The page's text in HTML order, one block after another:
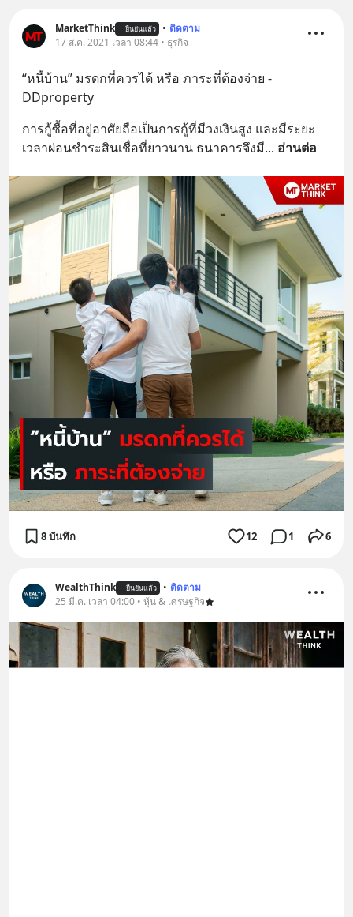
MarketThink ยืนยันแล้ว • ติดตาม
17 ส.ค. 2021 เวลา 08:44 • ธุรกิจ
“หนี้บ้าน” มรดกที่ควรได้ หรือ ภาระที่ต้องจ่าย -
DDproperty
การกู้ซื้อที่อยู่อาศัยถือเป็นการกู้ที่มีวงเงินสูง และมีระยะ
เวลาผ่อนชำระสินเชื่อที่ยาวนาน ธนาคารจึงมี... อ่านต่อ
8 บันทึก 12 1 6
WealthThink ยืนยันแล้ว • ติดตาม
25 มี.ค. เวลา 04:00 • หุ้น & เศรษฐกิจ